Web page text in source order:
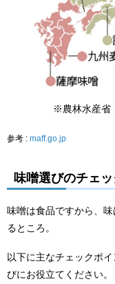
※農林水産省
参考 : maff.go.jp
味噌選びのチェ
味噌は食品ですから、
るところ。
以下に主なチェックポ
びにお役立てください。